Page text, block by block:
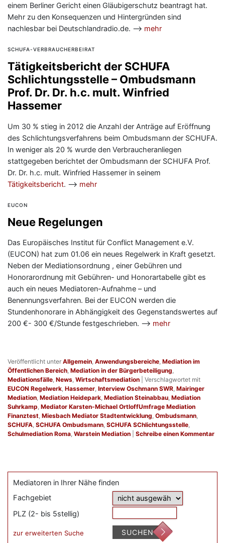
einem Berliner Gericht einen Gläubigerschutz beantragt hat.
Mehr zu den Konsequenzen und Hintergründen sind
nachlesbar bei Deutschlandradio.de. —> mehr
SCHUFA-VERBRAUCHERBEIRAT
Tätigkeitsbericht der SCHUFA
Schlichtungsstelle – Ombudsmann
Prof. Dr. Dr. h.c. mult. Winfried
Hassemer
Um 30 % stieg in 2012 die Anzahl der Anträge auf Eröffnung
des Schlichtungsverfahrens beim Ombudsmann der SCHUFA.
In weniger als 20 % wurde den Verbraucheranliegen
stattgegeben berichtet der Ombudsmann der SCHUFA Prof.
Dr. Dr. h.c. mult. Winfried Hassemer in seinem
Tätigkeitsbericht. —> mehr
EUCON
Neue Regelungen
Das Europäisches Institut für Conflict Management e.V.
(EUCON) hat zum 01.06 ein neues Regelwerk in Kraft gesetzt.
Neben der Mediationsordnung , einer Gebühren und
Honorarordnung mit Gebühren- und Honorartabelle gibt es
auch ein neues Mediatoren-Aufnahme – und
Benennungsverfahren. Bei der EUCON werden die
Stundenhonorare in Abhängigkeit des Gegenstandswertes auf
200 €- 300 €/Stunde festgeschrieben. —> mehr
Veröffentlicht unter Allgemein, Anwendungsbereiche, Mediation im
Öffentlichen Bereich, Mediation in der Bürgerbeteiligung,
Mediationsfälle, News, Wirtschaftsmediation
Verschlagwortet mit
EUCON Regelwerk, Hassemer, Interview Oschmann SWR, Mairinger
Mediation, Mediation Heidepark, Mediation Steinabbau, Mediation
Suhrkamp, Mediator Karsten-Michael OrtloffUmfrage Mediation
Finanztest, Miesbach Mediator Stadtentwicklung, Ombudsmann,
SCHUFA, SCHUFA Ombudsmann, SCHUFA SChlichtungsstelle,
Schulmediation Roma, Warstein Mediation Schreibe einen Kommentar
Mediatoren in Ihrer Nähe finden
Fachgebiet
PLZ (2- bis 5stellig)
zur erweiterten Suche SUCHEN